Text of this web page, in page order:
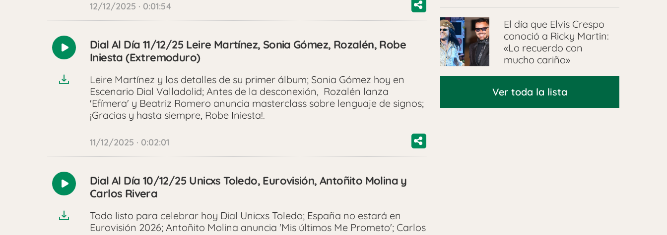
12/12/2025 · 0:01:54
Reproducir
Dial Al Día 11/12/25 Leire Martínez, Sonia Gómez, Rozalén, Robe
Iniesta (Extremoduro)
Leire Martínez y los detalles de su primer álbum; Sonia Gómez hoy en
Escenario Dial Valladolid; Antes de la desconexión, Rozalén lanza
'Efímera' y Beatriz Romero anuncia masterclass sobre lenguaje de signos;
¡Gracias y hasta siempre, Robe Iniesta!.
11/12/2025 · 0:02:01
Reproducir
Dial Al Día 10/12/25 Unicxs Toledo, Eurovisión, Antoñito Molina y
Carlos Rivera
Todo listo para celebrar hoy Dial Unicxs Toledo; España no estará en
Eurovisión 2026; Antoñito Molina anuncia 'Mis últimos Me Prometo'; Carlos
El día que Elvis Crespo
conoció a Ricky Martin:
«Lo recuerdo con
mucho cariño»
Ver toda la lista